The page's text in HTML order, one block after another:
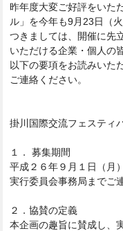
昨年度大変ご好評をいた
ル」を今年も9月23日（
つきましては、開催に先
いただける企業・個人の
以下の要項をお読みいた
ご連絡ください。
掛川国際交流フェスティ
１． 募集期間
平成２６年９月１日（月
実行委員会事務局ま でご
２．協賛の定義
本企画の趣旨に賛成し、